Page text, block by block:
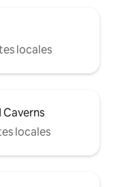
locales
Caverns
locales